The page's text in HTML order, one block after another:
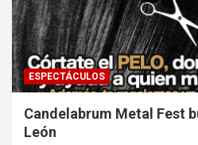
ESPECTÁCULOS
Candelabrum Metal Fest
León